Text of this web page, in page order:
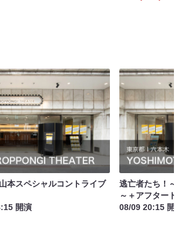
本スペシャルコントライブ
開演
逃亡者たち！～
～＋アフタート
08/09 20:15 開